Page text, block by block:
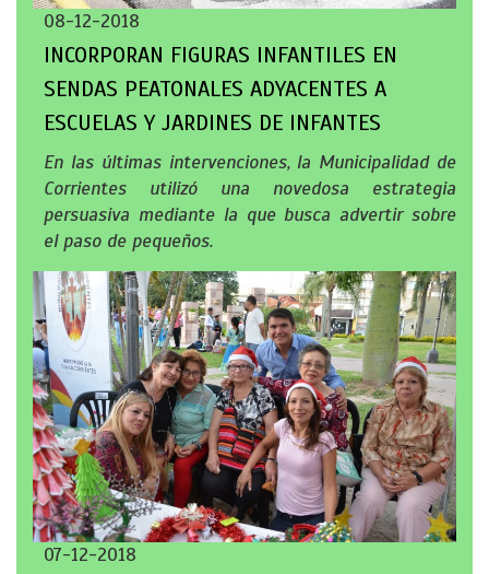
08-12-2018
INCORPORAN FIGURAS INFANTILES EN
SENDAS PEATONALES ADYACENTES A
ESCUELAS Y JARDINES DE INFANTES
En las últimas intervenciones, la Municipalidad de
Corrientes utilizó una novedosa estrategia
persuasiva mediante la que busca advertir sobre
el paso de pequeños.
07-12-2018